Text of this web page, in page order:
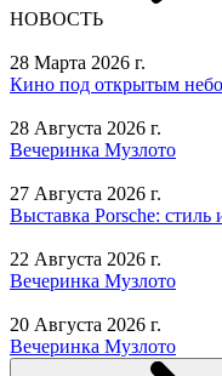
НОВОСТЬ
28 Марта 2026 г.
Кино под открытым
28 Августа 2026 г.
Вечеринка Музлото
27 Августа 2026 г.
Выставка Porsche: стиль
22 Августа 2026 г.
Вечеринка Музлото
20 Августа 2026 г.
Вечеринка Музлото